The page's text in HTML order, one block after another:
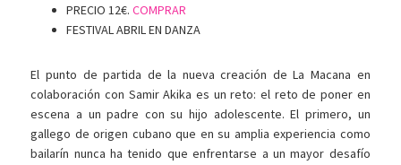
PRECIO12€. COMPRAR
FESTIVAL ABRIL EN DANZA
El punto de partida de la nueva creación de La Macana en
colaboración con Samir Akika es un reto: el reto de poner en
escena a un padre con su hijo adolescente. El primero, un
gallego de origen cubano que en su amplia experiencia como
bailarín nunca ha tenido que enfrentarse a un mayor desafío